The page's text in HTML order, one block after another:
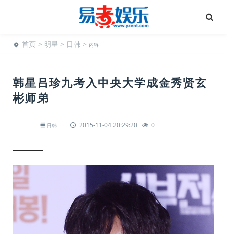
首页 > 明星 > 日韩 > 内容
韩星吕珍九考入中央大学成金秀贤玄
彬师弟
日韩 2015-11-04 20:29:20 0